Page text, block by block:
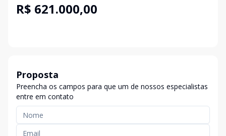
R$ 621.000,00
Proposta
Preencha os campos para que um de nossos especialistas
entre em contato